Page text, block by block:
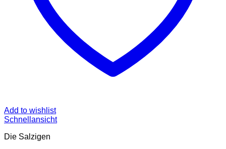
Add to wishlist
Schnellansicht
Die Salzigen